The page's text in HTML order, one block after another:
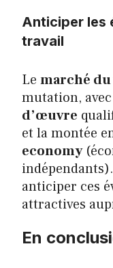
Anticiper les
travail
Le marché
mutation,
d’œuvre
et la montée
economy
anticiper ces
attractives
En